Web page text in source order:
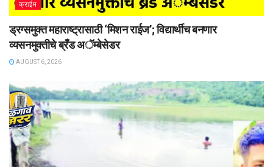
क्राईम
ड्रग्समुक्त महाराष्ट्रासाठी ‘मिशन राईज’; विद्यार्थीच बनणार
व्यसनमुक्तीचे ब्रँड अॅम्बेसेडर
AUGUST 6, 2026